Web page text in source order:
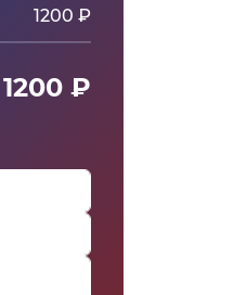
1200 ₽
1200 ₽